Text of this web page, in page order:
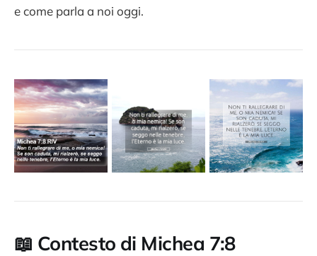
e come parla a noi oggi.
📖 Contesto di Michea 7:8